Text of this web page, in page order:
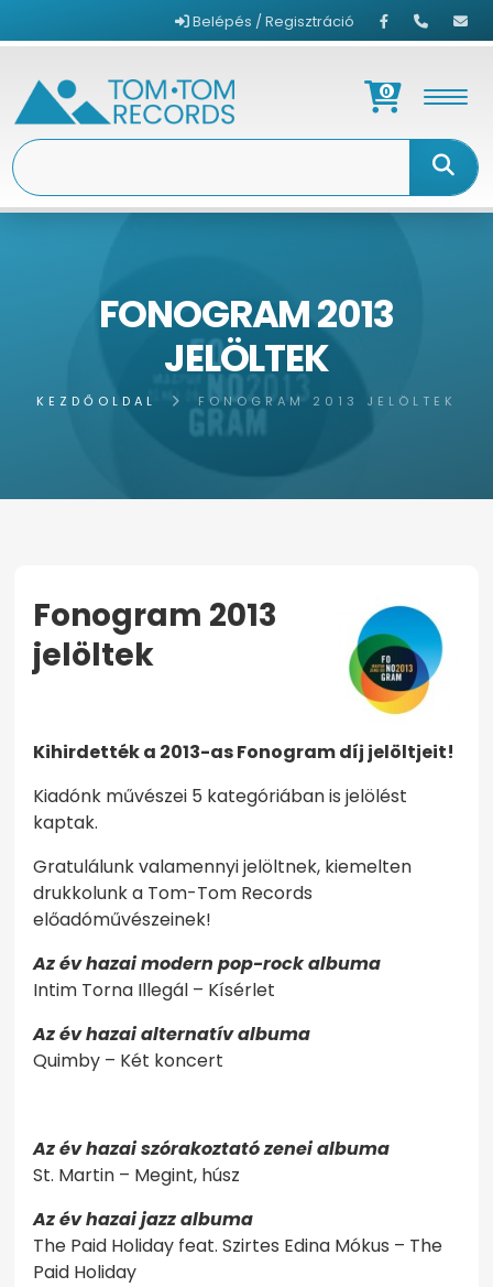
Belépés / Regisztráció
0
FONOGRAM 2013
JELÖLTEK
KEZDŐOLDAL FONOGRAM 2013 JELÖLTEK
Fonogram 2013
jelöltek
Kihirdették a 2013-as Fonogram díj jelöltjeit!
Kiadónk művészei 5 kategóriában is jelölést
kaptak.
Gratulálunk valamennyi jelöltnek, kiemelten
drukkolunk a Tom-Tom Records
előadóművészeinek!
Az év hazai modern pop-rock albuma
Intim Torna Illegál – Kísérlet
Az év hazai alternatív albuma
Quimby – Két koncert
Az év hazai szórakoztató zenei albuma
St. Martin – Megint, húsz
Az év hazai jazz albuma
The Paid Holiday feat. Szirtes Edina Mókus – The
Paid Holiday